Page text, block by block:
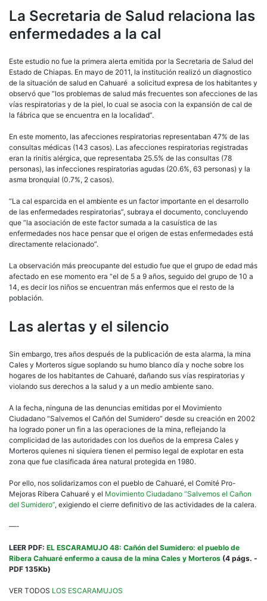
La Secretaria de Salud relaciona las
enfermedades a la cal
Este estudio no fue la primera alerta emitida por la Secretaria de Salud del
Estado de Chiapas. En mayo de 2011, la institución realizó un diagnostico
de la situación de salud en Cahuaré a solicitud expresa de los habitantes y
observó que “los problemas de salud más frecuentes son afecciones de las
vías respiratorias y de la piel, lo cual se asocia con la expansión de cal de
la fábrica que se encuentra en la localidad”.
En este momento, las afecciones respiratorias representaban 47% de las
consultas médicas (143 casos). Las afecciones respiratorias registradas
eran la rinitis alérgica, que representaba 25.5% de las consultas (78
personas), las infecciones respiratorias agudas (20.6%, 63 personas) y la
asma bronquial (0.7%, 2 casos).
“La cal esparcida en el ambiente es un factor importante en el desarrollo
de las enfermedades respiratorias”, subraya el documento, concluyendo
que “la asociación de este factor sumada a la casuística de las
enfermedades nos hace pensar que el origen de estas enfermedades está
directamente relacionado”.
La observación más preocupante del estudio fue que el grupo de edad más
afectado en ese momento era “el de 5 a 9 años, seguido del grupo de 10 a
14, es decir los niños se encuentran más enfermos que el resto de la
población.
Las alertas y el silencio
Sin embargo, tres años después de la publicación de esta alarma, la mina
Cales y Morteros sigue soplando su humo blanco día y noche sobre los
hogares de los habitantes de Cahuaré, dañando sus vías respiratorias y
violando sus derechos a la salud y a un medio ambiente sano.
A la fecha, ninguna de las denuncias emitidas por el Movimiento
Ciudadano “Salvemos el Cañón del Sumidero” desde su creación en 2002
ha logrado poner un fin a las operaciones de la mina, reflejando la
complicidad de las autoridades con los dueños de la empresa Cales y
Morteros quienes ni siquiera tienen el permiso legal de explotar en esta
zona que fue clasificada área natural protegida en 1980.
Por ello, nos solidarizamos con el pueblo de Cahuaré, el Comité Pro-
Mejoras Ribera Cahuaré y el Movimiento Ciudadano “Salvemos el Cañon
del Sumidero”, exigiendo el cierre definitivo de las actividades de la calera.
—-
LEER PDF: EL ESCARAMUJO 48: Cañón del Sumidero: el pueblo de
Ribera Cahuaré enfermo a causa de la mina Cales y Morteros (4 págs. -
PDF 135Kb)
VER TODOS LOS ESCARAMUJOS